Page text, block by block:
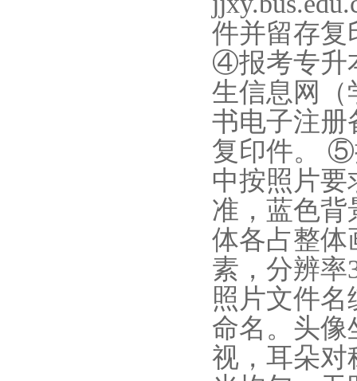
件并留存
④报考专升
生信息网
书电子注册
复印件。 ⑤
中按照片要
准 ，蓝色
体各占整体
素， 分辨率
照片文件
命名。 头像
视 ， 耳朵对